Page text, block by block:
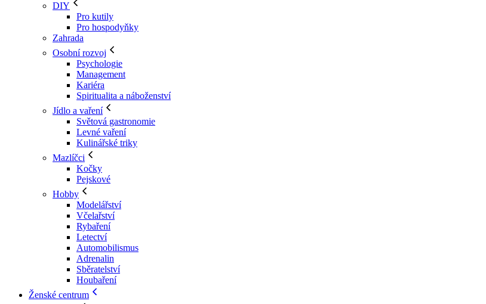
DIY
Pro kutily
Pro hospodyňky
Zahrada
Osobní rozvoj
Psychologie
Management
Kariéra
Spiritualita a náboženství
Jídlo a vaření
Světová gastronomie
Levné vaření
Kulinářské triky
Mazlíčci
Kočky
Pejskové
Hobby
Modelářství
Včelařství
Rybaření
Letectví
Automobilismus
Adrenalin
Sběratelství
Houbaření
Ženské centrum